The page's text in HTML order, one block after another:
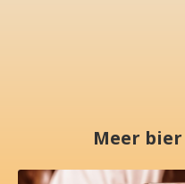
Meer